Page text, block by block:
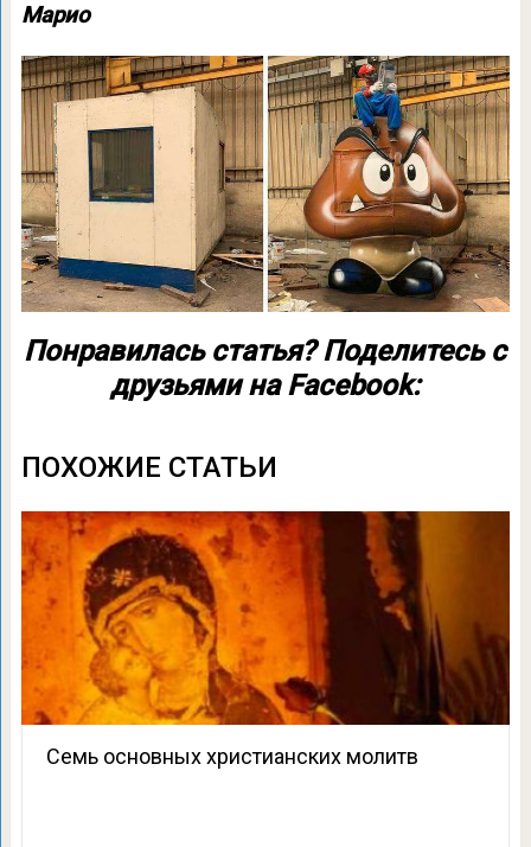
Марио
Понравилась статья? Поделитесь с
друзьями на Facebook:
ПОХОЖИЕ СТАТЬИ
Семь основных христианских молитв